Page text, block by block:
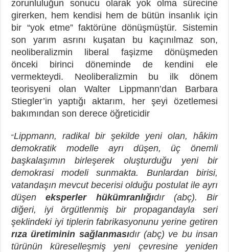
zorunluluğun sonucu olarak yok olma sürecine
girerken, hem kendisi hem de bütün insanlık için
bir “yok etme” faktörüne dönüşmüştür. Sistemin
son yarım asrını kuşatan bu kaçınılmaz son,
neoliberalizmin liberal faşizme dönüşmeden
önceki birinci döneminde de kendini ele
vermekteydi. Neoliberalizmin bu ilk dönem
teorisyeni olan Walter Lippmann’dan Barbara
Stiegler’in yaptığı aktarım, her şeyi özetlemesi
bakımından son derece öğreticidir
“Lippmann, radikal bir şekilde yeni olan, hâkim
demokratik modelle ayrı düşen, üç önemli
başkalaşımın birleşerek oluşturduğu yeni bir
demokrasi modeli sunmakta. Bunlardan birisi,
vatandaşın mevcut becerisi olduğu postulat ile ayrı
düşeneksperler hükümranlığıdır (abç). Bir
diğeri, iyi örgütlenmiş bir propagandayla seri
şeklindeki iyi tiplerin fabrikasyonunu yerine getiren
rıza üretiminin sağlanmasıdır (abç) ve bu insan
türünün küreselleşmiş yeni çevresine yeniden